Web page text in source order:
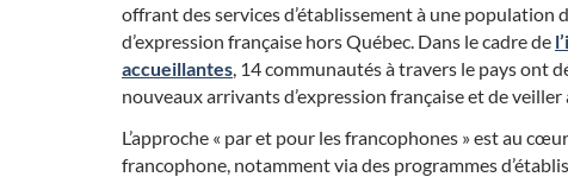
offrant des services d’établissement à une
d’expression française hors Québec. Dans le cadre de
accueillantes(Liens externes)
, 14 communautés à travers le pays ont
nouveaux arrivants d’expression française et de veiller
L’approche « par et pour les francophones » est au
francophone, notamment via des programmes